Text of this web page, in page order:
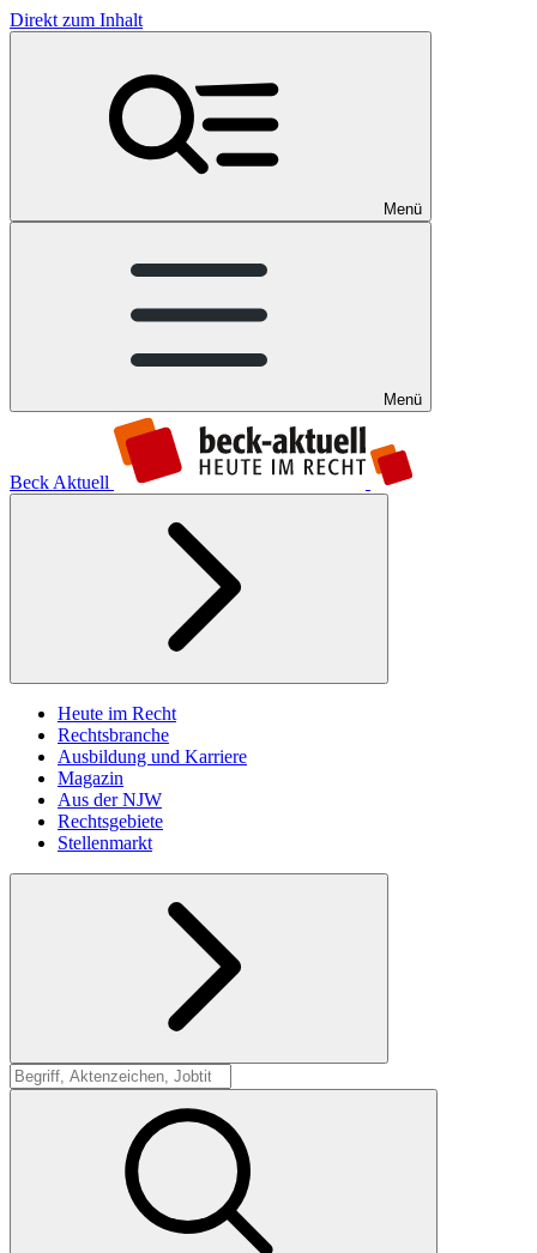
Direkt zum Inhalt
Menü
Menü
Beck Aktuell
Heute im Recht
Rechtsbranche
Ausbildung und Karriere
Magazin
Aus der NJW
Rechtsgebiete
Stellenmarkt
Suche